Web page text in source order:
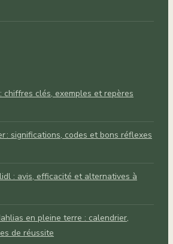
chiffres clés, exemples et repères
: significations, codes et bons réflexes
: avis, efficacité et alternatives à
en pleine terre : calendrier,
de réussite